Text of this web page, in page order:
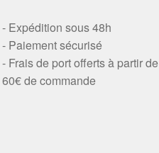
- Expédition sous 48h
- Paiement sécurisé
- Frais de port offerts à partir de
60€ de commande